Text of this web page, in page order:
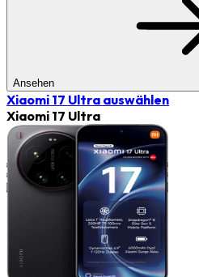
Ansehen
Xiaomi 17 Ultra auswählen
Xiaomi 17 Ultra